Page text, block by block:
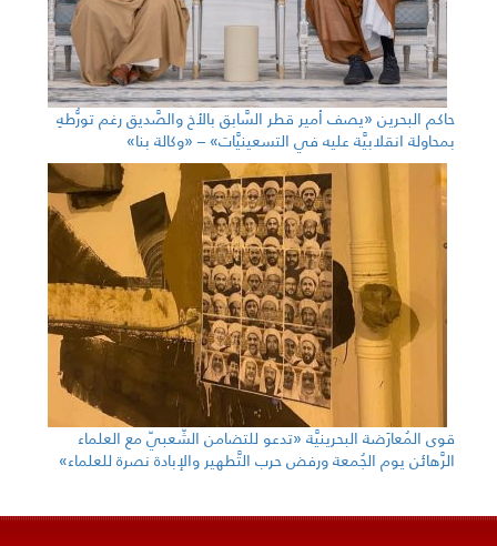
حاكم البحرين «يصف أمير قطر السَّابق بالأخ والصَّديق رغم تورُّطهِ
بمحاولة انقلابيَّة عليه في التسعينيَّات» – «وكالة بنا»
قوى المُعارَضة البحرينيَّة «تدعو للتضامن الشّعبيّ مع العلماء
الرَّهائن يوم الجُمعة ورفض حرب التَّطهير والإبادة نصرة للعلماء»